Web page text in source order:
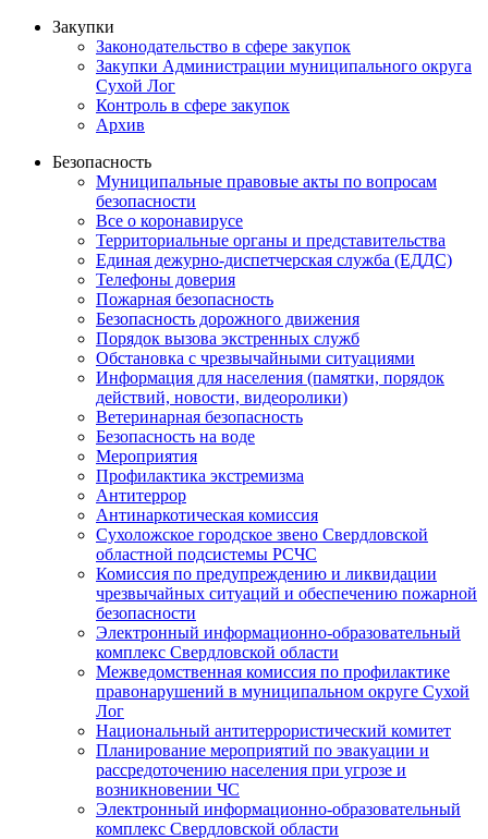
Закупки
Законодательство в сфере закупок
Закупки Администрации муниципального округа
Сухой Лог
Контроль в сфере закупок
Архив
Безопасность
Муниципальные правовые акты по вопросам
безопасности
Все о коронавирусе
Территориальные органы и представительства
Единая дежурно-диспетчерская служба (ЕДДС)
Телефоны доверия
Пожарная безопасность
Безопасность дорожного движения
Порядок вызова экстренных служб
Обстановка с чрезвычайными ситуациями
Информация для населения (памятки, порядок
действий, новости, видеоролики)
Ветеринарная безопасность
Безопасность на воде
Мероприятия
Профилактика экстремизма
Антитеррор
Антинаркотическая комиссия
Сухоложское городское звено Свердловской
областной подсистемы РСЧС
Комиссия по предупреждению и ликвидации
чрезвычайных ситуаций и обеспечению пожарной
безопасности
Электронный информационно-образовательный
комплекс Cвердловской области
Межведомственная комиссия по профилактике
правонарушений в муниципальном округе Сухой
Лог
Национальный антитеррористический комитет
Планирование мероприятий по эвакуации и
рассредоточению населения при угрозе и
возникновении ЧС
Электронный информационно-образовательный
комплекс Свердловской области